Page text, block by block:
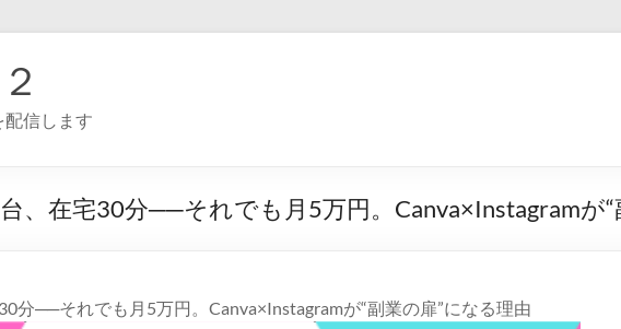
信します
、在宅30分──それでも月5万円。Canva×Instagramが“
分──それでも月5万円。Canva×Instagramが“副業の扉”になる理由